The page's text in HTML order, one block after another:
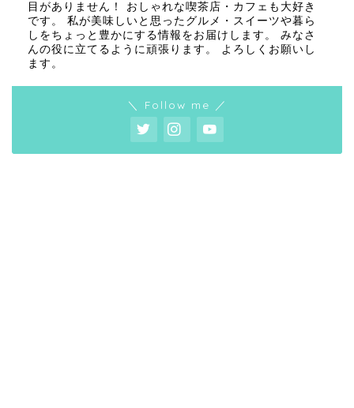
目がありません！ おしゃれな喫茶店・カフェも大好き
です。 私が美味しいと思ったグルメ・スイーツや暮ら
しをちょっと豊かにする情報をお届けします。 みなさ
んの役に立てるように頑張ります。 よろしくお願いし
ます。
＼ Follow me ／